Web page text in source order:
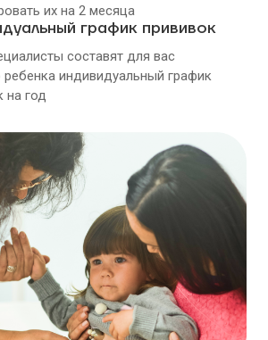
их на 2 месяца
график прививок
составят для вас
ребенка индивидуальный график
на год